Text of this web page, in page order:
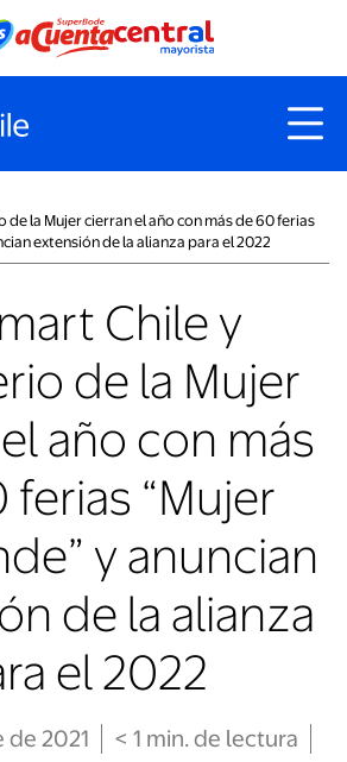
de la Mujer cierran el año con más de 60 ferias
extensión de la alianza para el 2022
Chile y
de la Mujer
año con más
“Mujer
y anuncian
de la alianza
el 2022
de 2021 < 1 min. de lectura